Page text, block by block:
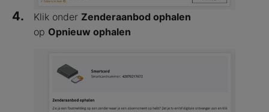
4. Klik onder Zenderaanbod ophalen
op Opnieuw ophalen